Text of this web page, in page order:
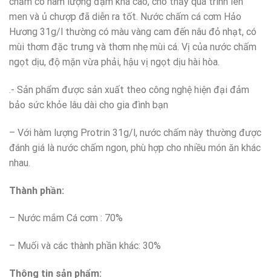
men và ủ chượp đã diễn ra tốt. Nước chấm cá cơm Hảo
Hương 31g/l thường có màu vàng cam đến nâu đỏ nhạt, có
mùi thơm đặc trưng và thơm nhẹ mùi cá. Vị của nước chấm
ngọt dịu, độ mặn vừa phải, hậu vị ngọt dịu hài hòa.
.- Sản phẩm được sản xuất theo công nghệ hiện đại đảm
bảo sức khỏe lâu dài cho gia đình bạn
– Với hàm lượng Protrin 31g/l, nước chấm này thường được
đánh giá là nước chấm ngon, phù hợp cho nhiều món ăn khác
nhau.
Thành phần:
– Nước mắm Cá cơm : 70%
– Muối và các thành phần khác: 30%
Thông tin sản phẩm: